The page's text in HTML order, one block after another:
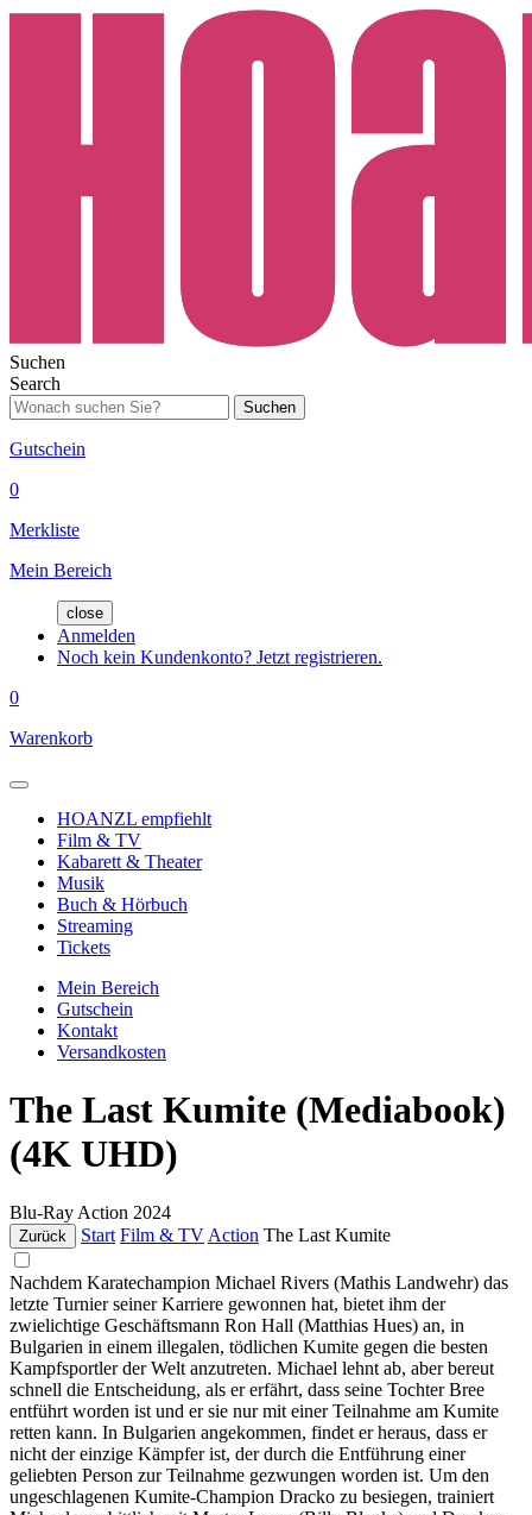
Suchen
Search
Suchen
Gutschein
0
Merkliste
Mein Bereich
close
Anmelden
Noch kein Kundenkonto? Jetzt registrieren.
0
Warenkorb
HOANZL empfiehlt
Film & TV
Kabarett & Theater
Musik
Buch & Hörbuch
Streaming
Tickets
Mein Bereich
Gutschein
Kontakt
Versandkosten
The Last Kumite (Mediabook)
(4K UHD)
Blu-Ray Action 2024
Zurück Start Film & TV Action The Last Kumite
Nachdem Karatechampion Michael Rivers (Mathis Landwehr) das
letzte Turnier seiner Karriere gewonnen hat, bietet ihm der
zwielichtige Geschäftsmann Ron Hall (Matthias Hues) an, in
Bulgarien in einem illegalen, tödlichen Kumite gegen die besten
Kampfsportler der Welt anzutreten. Michael lehnt ab, aber bereut
schnell die Entscheidung, als er erfährt, dass seine Tochter Bree
entführt worden ist und er sie nur mit einer Teilnahme am Kumite
retten kann. In Bulgarien angekommen, findet er heraus, dass er
nicht der einzige Kämpfer ist, der durch die Entführung einer
geliebten Person zur Teilnahme gezwungen worden ist. Um den
ungeschlagenen Kumite-Champion Dracko zu besiegen, trainiert